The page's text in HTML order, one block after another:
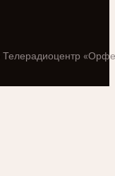
Телерадиоцентр